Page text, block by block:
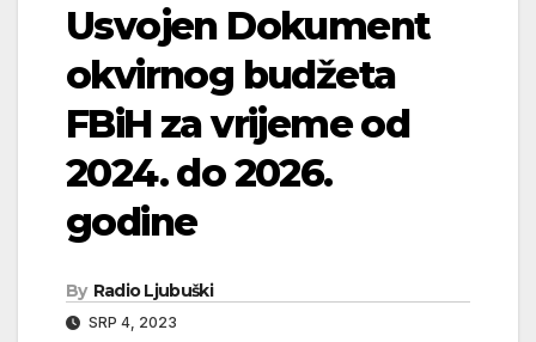
Usvojen Dokument
okvirnog budžeta
FBiH za vrijeme od
2024. do 2026.
godine
By Radio Ljubuški
SRP 4, 2023